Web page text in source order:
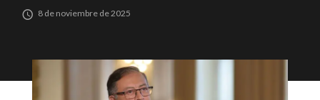
8 de noviembre de 2025